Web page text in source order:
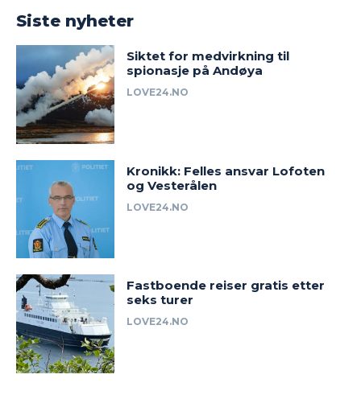
Siste nyheter
Siktet for medvirkning til
spionasje på Andøya
LOVE24.NO
Kronikk: Felles ansvar Lofoten
og Vesterålen
LOVE24.NO
Fastboende reiser gratis etter
seks turer
LOVE24.NO